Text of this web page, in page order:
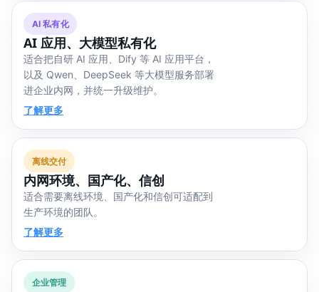
AI 私有化
AI 应用、大模型私有化
适合把自研 AI 应用、Dify 等 AI 应用平台，
以及 Qwen、DeepSeek 等大模型服务部署
进企业内网，并统一升级维护。
了解更多
离线交付
内网环境、国产化、信创
适合需要离线环境、国产化和信创可适配到
生产环境的团队。
了解更多
企业管理